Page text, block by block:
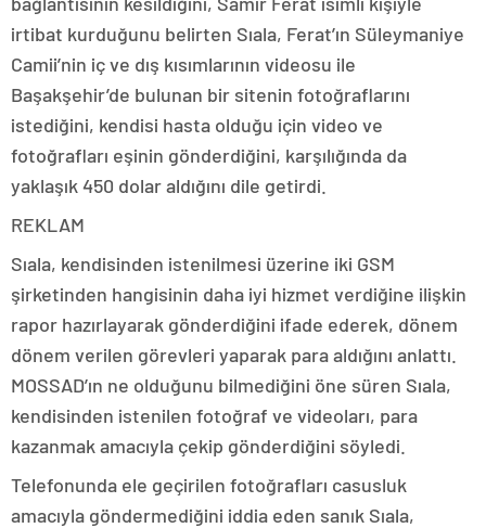
irtibat kurduğunu belirten Sıala, Ferat’ın Süleymaniye
Camii’nin iç ve dış kısımlarının videosu ile
Başakşehir’de bulunan bir sitenin fotoğraflarını
istediğini, kendisi hasta olduğu için video ve
fotoğrafları eşinin gönderdiğini, karşılığında da
yaklaşık 450 dolar aldığını dile getirdi.
REKLAM
Sıala, kendisinden istenilmesi üzerine iki GSM
şirketinden hangisinin daha iyi hizmet verdiğine ilişkin
rapor hazırlayarak gönderdiğini ifade ederek, dönem
dönem verilen görevleri yaparak para aldığını anlattı.
MOSSAD’ın ne olduğunu bilmediğini öne süren Sıala,
kendisinden istenilen fotoğraf ve videoları, para
kazanmak amacıyla çekip gönderdiğini söyledi.
Telefonunda ele geçirilen fotoğrafları casusluk
amacıyla göndermediğini iddia eden sanık Sıala,